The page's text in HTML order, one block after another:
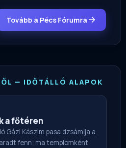
Tovább a Pécs Fórumra
— IDŐTÁLLÓ ALAPOK
a főtéren
Gázi Kászim pasa dzsámija a
fenn; ma templomként